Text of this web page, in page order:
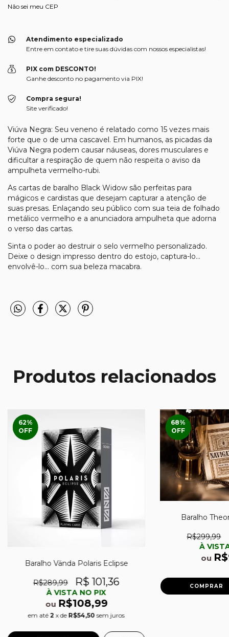
Não sei meu CEP
Atendimento especializado
Entre em contato e tire suas dúvidas com nossos especialistas!
PIX com DESCONTO!
Ganhe desconto no pagamento via PIX!
Compra segura!
Site verificado!
Viúva Negra: Seu veneno é relatado como 15 vezes mais
forte que o de uma cascavel. Em humanos, as picadas da
Viúva Negra podem causar náuseas, dores musculares e
dificultar a respiração de quem não respeita o aviso da
ampulheta vermelho-rubi.
As cartas de baralho Black Widow são perfeitas para
mágicos e cardistas que desejam capturar a atenção de
suas presas. Enlaçando seu público com sua teia de folhado
metálico vermelho e a anunciadora ampulheta que adorna
o verso das cartas.
Sinta o poder ao destruir o selo vermelho personalizado.
Deixe o design impresso dentro do estojo, captura-lo...
envolvê-lo... com sua beleza macabra.
Produtos relacionados
62%
OFF
Baralho Vända Polaris Eclipse
R$289,99 R$ 101,36
À VISTA NO PIX
ou R$108,99
em até 2 x de R$54,50 sem juros
68%
OFF
Baralho
R$299,99
À
ou